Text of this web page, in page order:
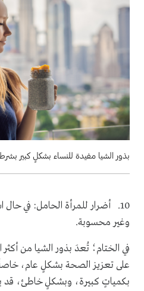
بذور الشيا مفيدة للنساء بشكلٍ كبير
10. أضرار للمرأة الحامل: في
وغير محسوبة.
في الختام؛ تُعدَ بذور الشيا من أكثر
على تعزيز الصحة بشكلٍ عام، خاصةً
بكمياتٍ كبيرة، وبشكلٍ خاطئ،